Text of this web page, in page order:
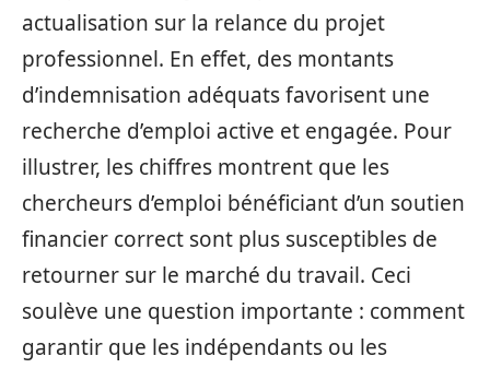
actualisation sur la relance du projet
professionnel. En effet, des montants
d’indemnisation adéquats favorisent une
recherche d’emploi active et engagée. Pour
illustrer, les chiffres montrent que les
chercheurs d’emploi bénéficiant d’un soutien
financier correct sont plus susceptibles de
retourner sur le marché du travail. Ceci
soulève une question importante : comment
garantir que les indépendants ou les